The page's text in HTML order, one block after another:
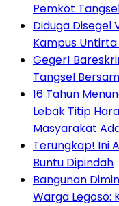
Pemkot
Diduga Disegel
Kampus
Geger!
Tangsel
16 Tahun
Lebak Titip
Masyarakat
Terungkap! Ini
Buntu Dipindah
Bangunan
Warga Legoso: